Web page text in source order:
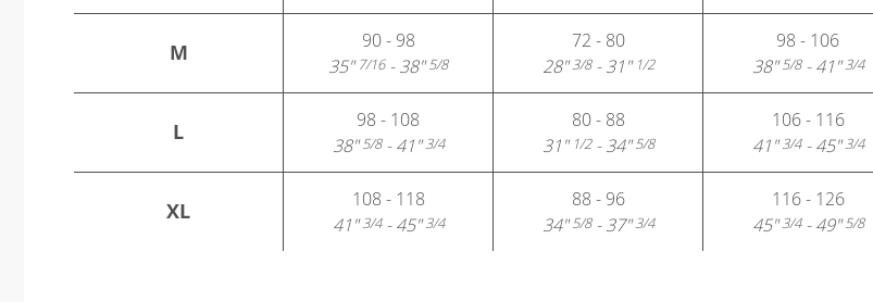
M
90 - 98
35"7/16- 38"5/8
72 - 80
28"3/8- 31"1/2
98 - 106
38"5/8- 41"3/4
L
98 - 108
38"5/8- 41"3/4
80 - 88
31"1/2- 34"5/8
106 - 116
41"3/4- 45"3/4
XL
108 - 118
41"3/4- 45"3/4
88 - 96
34"5/8- 37"3/4
116 - 126
45"3/4- 49"5/8